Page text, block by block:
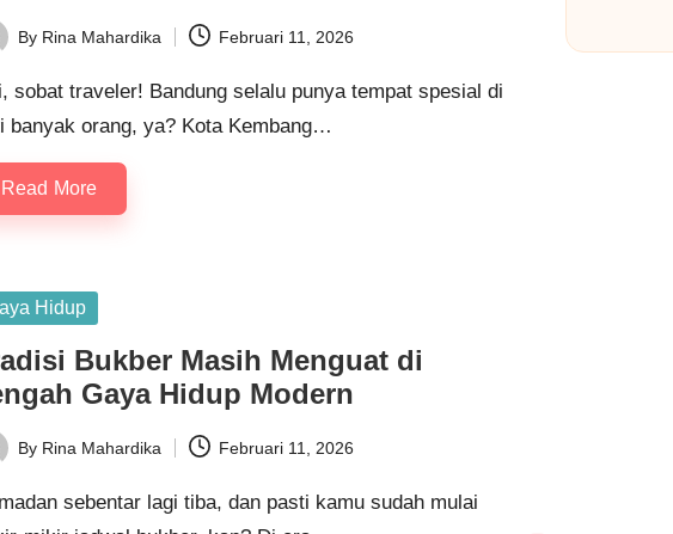
By Rina Mahardika Februari 11, 2026
sobat traveler! Bandung selalu punya tempat spesial di
banyak orang, ya? Kota Kembang…
Read More
Hidup
Bukber Masih Menguat di
Gaya Hidup Modern
By Rina Mahardika Februari 11, 2026
sebentar lagi tiba, dan pasti kamu sudah mulai